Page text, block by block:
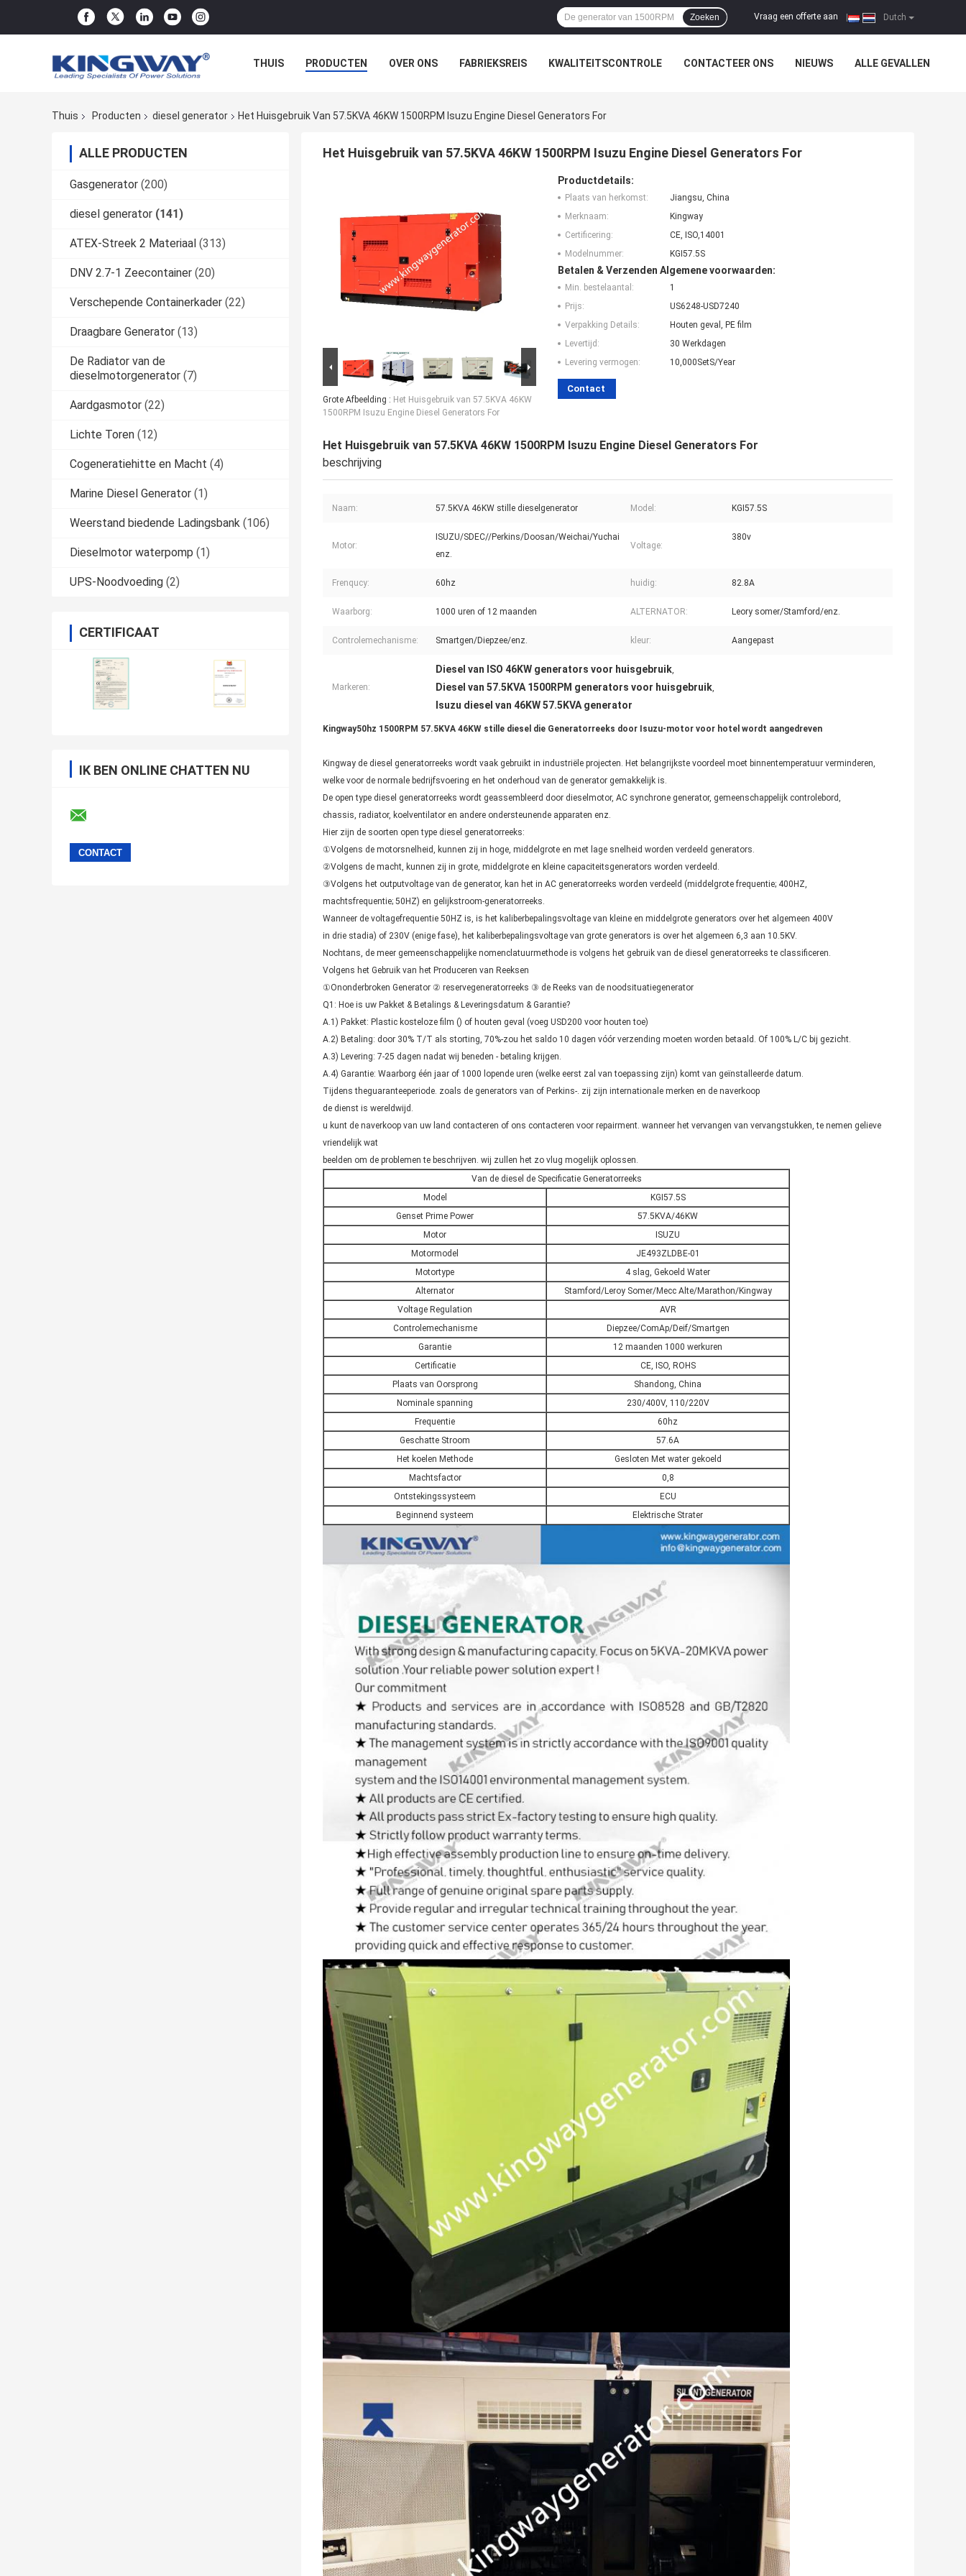
Dutch
Vraag een offerte aan
Zoeken
THUIS PRODUCTEN OVER ONS FABRIEKSREIS KWALITEITSCONTROLE CONTACTEER ONS NIEUWS ALLE GEVALLEN
Thuis Producten diesel generator Het Huisgebruik Van 57.5KVA 46KW 1500RPM Isuzu Engine Diesel Generators For
ALLE PRODUCTEN
Gasgenerator (200)
diesel generator (141)
ATEX-Streek 2 Materiaal (313)
DNV 2.7-1 Zeecontainer (20)
Verschepende Containerkader (22)
Draagbare Generator (13)
De Radiator van de
dieselmotorgenerator (7)
Aardgasmotor (22)
Lichte Toren (12)
Cogeneratiehitte en Macht (4)
Marine Diesel Generator (1)
Weerstand biedende Ladingsbank (106)
Dieselmotor waterpomp (1)
UPS-Noodvoeding (2)
CERTIFICAAT
IK BEN ONLINE CHATTEN NU
Het Huisgebruik van 57.5KVA 46KW 1500RPM Isuzu Engine Diesel Generators For
Grote Afbeelding : Het Huisgebruik van 57.5KVA 46KW
1500RPM Isuzu Engine Diesel Generators For
Productdetails:
Plaats van herkomst:
Jiangsu, China
Merknaam:
Kingway
Certificering:
CE, ISO,14001
Modelnummer:
KGI57.5S
Betalen & Verzenden Algemene voorwaarden:
Min. bestelaantal:
1
Prijs:
US6248-USD7240
Verpakking Details:
Houten geval, PE film
Levertijd:
30 Werkdagen
Levering vermogen:
10,000SetS/Year
Contact
Het Huisgebruik van 57.5KVA 46KW 1500RPM Isuzu Engine Diesel Generators For
beschrijving
Naam: 57.5KVA 46KW stille dieselgenerator Model: KGI57.5S
Motor:
ISUZU/SDEC//Perkins/Doosan/Weichai/Yuchai
enz.
Voltage:
380v
Frenqucy: 60hz huidig: 82.8A
Waarborg: 1000 uren of 12 maanden ALTERNATOR: Leory somer/Stamford/enz.
Controlemechanisme: Smartgen/Diepzee/enz. kleur: Aangepast
Markeren:
Diesel van ISO 46KW generators voor huisgebruik,
Diesel van 57.5KVA 1500RPM generators voor huisgebruik,
Isuzu diesel van 46KW 57.5KVA generator
Kingway50hz 1500RPM 57.5KVA 46KW stille diesel die Generatorreeks door Isuzu-motor voor hotel wordt aangedreven
Kingway de diesel generatorreeks wordt vaak gebruikt in industriële projecten. Het belangrijkste voordeel moet binnentemperatuur verminderen,
welke voor de normale bedrijfsvoering en het onderhoud van de generator gemakkelijk is.
De open type diesel generatorreeks wordt geassembleerd door dieselmotor, AC synchrone generator, gemeenschappelijk controlebord,
chassis, radiator, koelventilator en andere ondersteunende apparaten enz.
Hier zijn de soorten open type diesel generatorreeks:
①Volgens de motorsnelheid, kunnen zij in hoge, middelgrote en met lage snelheid worden verdeeld generators.
②Volgens de macht, kunnen zij in grote, middelgrote en kleine capaciteitsgenerators worden verdeeld.
③Volgens het outputvoltage van de generator, kan het in AC generatorreeks worden verdeeld (middelgrote frequentie; 400HZ,
machtsfrequentie; 50HZ) en gelijkstroom-generatorreeks.
Wanneer de voltagefrequentie 50HZ is, is het kaliberbepalingsvoltage van kleine en middelgrote generators over het algemeen 400V
in drie stadia) of 230V (enige fase), het kaliberbepalingsvoltage van grote generators is over het algemeen 6,3 aan 10.5KV.
Nochtans, de meer gemeenschappelijke nomenclatuurmethode is volgens het gebruik van de diesel generatorreeks te classificeren.
Volgens het Gebruik van het Produceren van Reeksen
①Ononderbroken Generator ② reservegeneratorreeks ③ de Reeks van de noodsituatiegenerator
Q1: Hoe is uw Pakket & Betalings & Leveringsdatum & Garantie?
A.1) Pakket: Plastic kosteloze film () of houten geval (voeg USD200 voor houten toe)
A.2) Betaling: door 30% T/T als storting, 70%-zou het saldo 10 dagen vóór verzending moeten worden betaald. Of 100% L/C bij gezicht.
A.3) Levering: 7-25 dagen nadat wij beneden - betaling krijgen.
A.4) Garantie: Waarborg één jaar of 1000 lopende uren (welke eerst zal van toepassing zijn) komt van geïnstalleerde datum.
Tijdens theguaranteeperiode. zoals de generators van of Perkins-. zij zijn internationale merken en de naverkoop
de dienst is wereldwijd.
u kunt de naverkoop van uw land contacteren of ons contacteren voor repairment. wanneer het vervangen van vervangstukken, te nemen gelieve
vriendelijk wat
beelden om de problemen te beschrijven. wij zullen het zo vlug mogelijk oplossen.
Van de diesel de Specificatie Generatorreeks
Model
KGI57.5S
Genset Prime Power
57.5KVA/46KW
Motor
ISUZU
Motormodel
JE493ZLDBE-01
Motortype
4 slag, Gekoeld Water
Alternator
Stamford/Leroy Somer/Mecc Alte/Marathon/Kingway
Voltage Regulation
AVR
Controlemechanisme
Diepzee/ComAp/Deif/Smartgen
Garantie
12 maanden 1000 werkuren
Certificatie
CE, ISO, ROHS
Plaats van Oorsprong
Shandong, China
Nominale spanning
230/400V, 110/220V
Frequentie
60hz
Geschatte Stroom
57.6A
Het koelen Methode
Gesloten Met water gekoeld
Machtsfactor
0,8
Ontstekingssysteem
ECU
Beginnend systeem
Elektrische Strater